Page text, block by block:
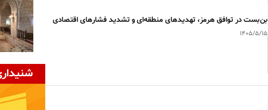
بن‌بست در توافق هرمز، تهدیدهای منطقه‌ای و تشدید فشارهای اقتصادی
۱۴۰۵/۵/۱۵